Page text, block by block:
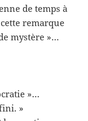
de temps à
remarque
mystère »…
»…
»